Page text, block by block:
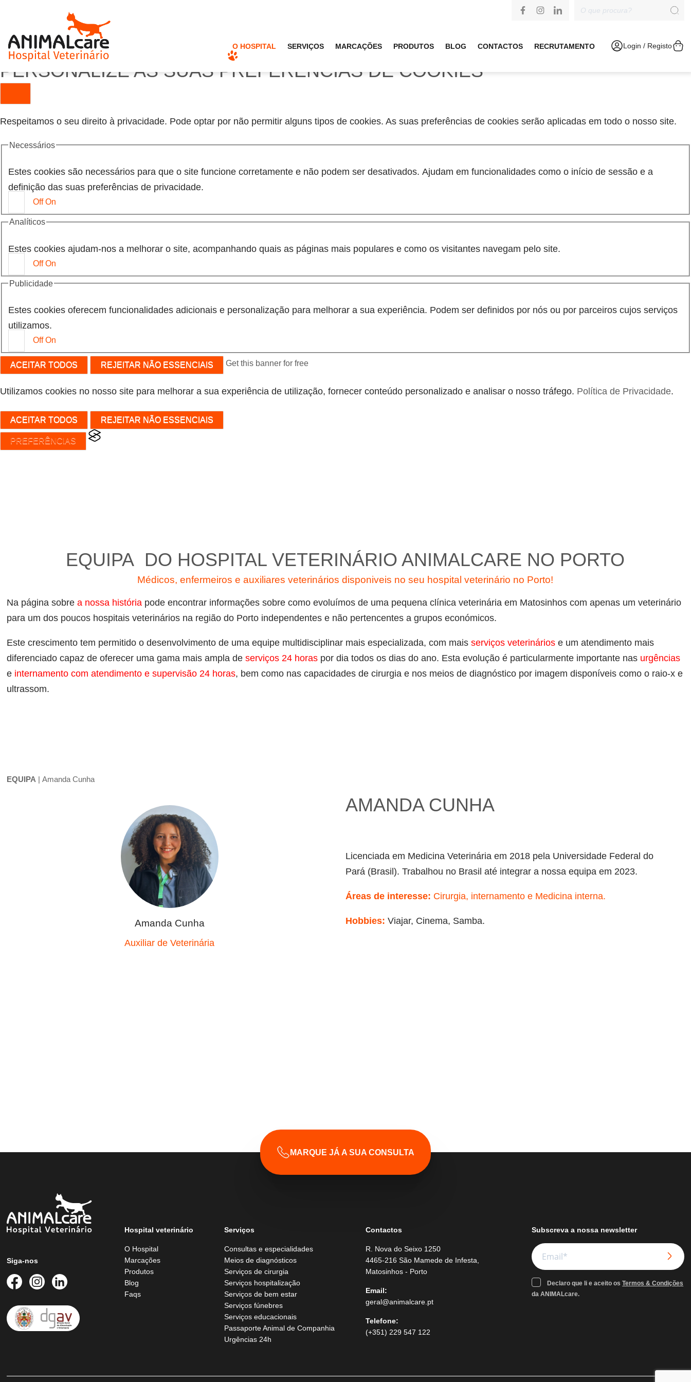
PERSONALIZE AS SUAS PREFERÊNCIAS DE COOKIES
Respeitamos o seu direito à privacidade. Pode optar por não permitir alguns tipos de cookies. As suas preferências de cookies serão aplicadas em todo o nosso site.
Necessários
Estes cookies são necessários para que o site funcione corretamente e não podem ser desativados. Ajudam em funcionalidades como o início de sessão e a
definição das suas preferências de privacidade.
Off On
Analíticos
Estes cookies ajudam-nos a melhorar o site, acompanhando quais as páginas mais populares e como os visitantes navegam pelo site.
Off On
Publicidade
Estes cookies oferecem funcionalidades adicionais e personalização para melhorar a sua experiência. Podem ser definidos por nós ou por parceiros cujos serviços
utilizamos.
Off On
ACEITAR TODOS REJEITAR NÃO ESSENCIAIS Get this banner for free
Utilizamos cookies no nosso site para melhorar a sua experiência de utilização, fornecer conteúdo personalizado e analisar o nosso tráfego. Política de Privacidade.
ACEITAR TODOS REJEITAR NÃO ESSENCIAIS
PREFERÊNCIAS
O HOSPITAL SERVIÇOS MARCAÇÕES PRODUTOS BLOG CONTACTOS RECRUTAMENTO Login / Registo
EQUIPA DO HOSPITAL VETERINÁRIO ANIMALCARE NO PORTO
Médicos, enfermeiros e auxiliares veterinários disponiveis no seu hospital veterinário no Porto!
Na página sobre a nossa história pode encontrar informações sobre como evoluímos de uma pequena clínica veterinária em Matosinhos com apenas um veterinário
para um dos poucos hospitais veterinários na região do Porto independentes e não pertencentes a grupos económicos.
Este crescimento tem permitido o desenvolvimento de uma equipe multidisciplinar mais especializada, com mais serviços veterinários e um atendimento mais
diferenciado capaz de oferecer uma gama mais ampla de serviços 24 horas por dia todos os dias do ano. Esta evolução é particularmente importante nas urgências
e internamento com atendimento e supervisão 24 horas, bem como nas capacidades de cirurgia e nos meios de diagnóstico por imagem disponíveis como o raio-x e
ultrassom.
EQUIPA |Amanda Cunha
Amanda Cunha
Auxiliar de Veterinária
AMANDA CUNHA
Licenciada em Medicina Veterinária em 2018 pela Universidade Federal do
Pará (Brasil). Trabalhou no Brasil até integrar a nossa equipa em 2023.
Áreas de interesse: Cirurgia, internamento e Medicina interna.
Hobbies: Viajar, Cinema, Samba.
MARQUE JÁ A SUA CONSULTA
Siga-nos
Hospital veterinário
O Hospital
Marcações
Produtos
Blog
Faqs
Serviços
Consultas e especialidades
Meios de diagnósticos
Serviços de cirurgia
Serviços hospitalização
Serviços de bem estar
Serviços fúnebres
Serviços educacionais
Passaporte Animal de Companhia
Urgências 24h
Contactos
R. Nova do Seixo 1250
4465-216 São Mamede de Infesta,
Matosinhos - Porto
Email:
geral@animalcare.pt
Telefone:
(+351) 229 547 122
Subscreva a nossa newsletter
Declaro que li e aceito osTermos & Condições
da ANIMALcare.